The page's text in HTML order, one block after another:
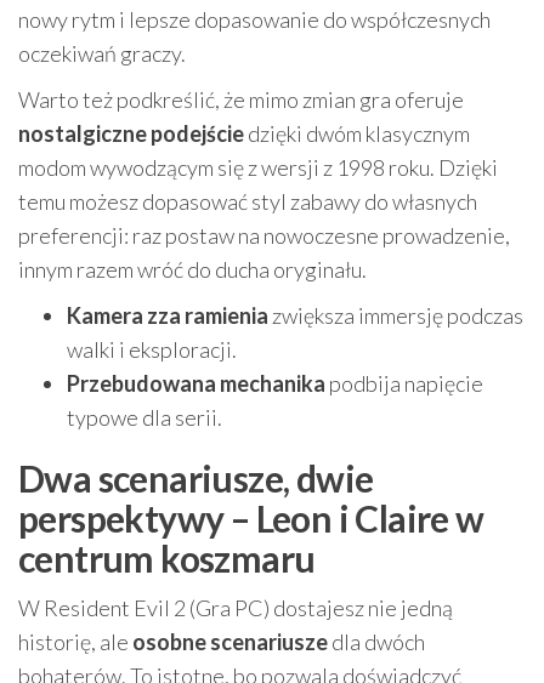
nowy rytm i lepsze dopasowanie do współczesnych
oczekiwań graczy.
Warto też podkreślić, że mimo zmian gra oferuje
nostalgiczne podejściedzięki dwóm klasycznym
modom wywodzącym się z wersji z 1998 roku. Dzięki
temu możesz dopasować styl zabawy do własnych
preferencji: raz postaw na nowoczesne prowadzenie,
innym razem wróć do ducha oryginału.
Kamera zza ramienia zwiększa immersję podczas
walki i eksploracji.
Przebudowana mechanika podbija napięcie
typowe dla serii.
Dwa scenariusze, dwie
perspektywy – Leon i Claire w
centrum koszmaru
W Resident Evil 2 (Gra PC) dostajesz nie jedną
historię, ale osobne scenariuszedla dwóch
bohaterów. To istotne, bo pozwala doświadczyć